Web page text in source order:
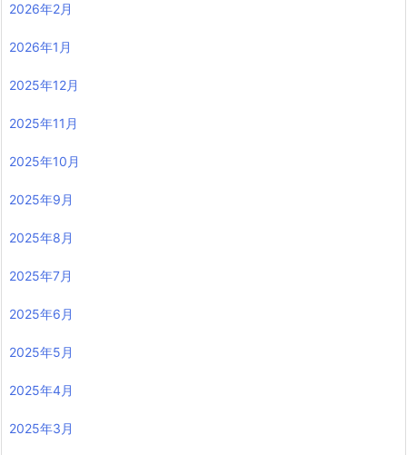
2026年2月
2026年1月
2025年12月
2025年11月
2025年10月
2025年9月
2025年8月
2025年7月
2025年6月
2025年5月
2025年4月
2025年3月